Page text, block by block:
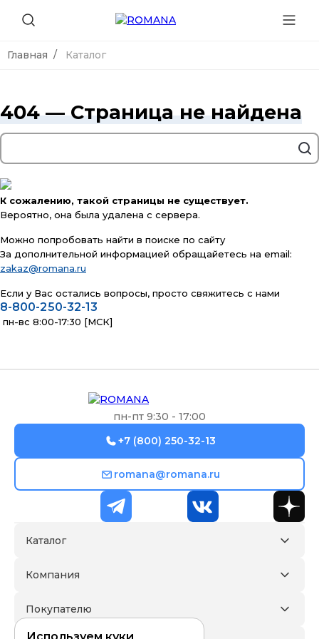
Главная Каталог
404 — Страница не найдена
К сожалению, такой страницы не существует.
Вероятно, она была удалена с сервера.
Можно попробовать найти в поиске по сайту
За дополнительной информацией обращайетесь на email:
zakaz@romana.ru
Если у Вас остались вопросы, просто свяжитесь с нами
8-800-250-32-13
пн-вс 8:00-17:30 [МСК]
пн-пт 9:30 - 17:00
+7 (800) 250-32-13
romana@romana.ru
Каталог
Компания
Покупателю